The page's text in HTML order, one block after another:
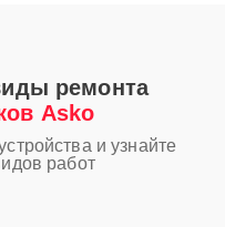
ремонта
Asko
и узнайте
работ